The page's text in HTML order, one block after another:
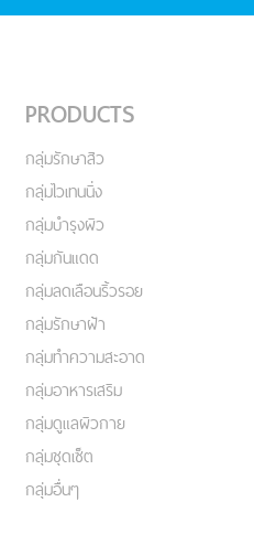
PRODUCTS
กลุ่มรักษาสิว
กลุ่มไวเทนนิ่ง
กลุ่มบำรุงผิว
กลุ่มกันแดด
กลุ่มลดเลือนริ้วรอย
กลุ่มรักษาฝ้า
กลุ่มทำความสะอาด
กลุ่มอาหารเสริม
กลุ่มดูแลผิวกาย
กลุ่มชุดเซ็ต
กลุ่มอื่นๆ